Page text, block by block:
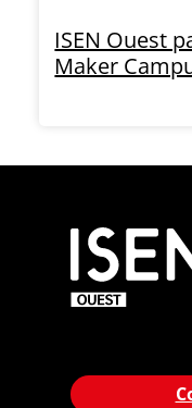
ISEN Ouest
Maker